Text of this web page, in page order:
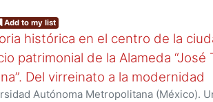
Add to my list
histórica en el centro de la
patrimonial de la Alameda “José
Del virreinato a la modernidad
Autónoma Metropolitana (México).